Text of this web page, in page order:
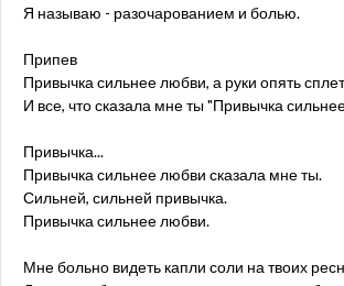
Я называю - разочарованием и болью.
Припев
Привычка сильнее любви, а руки опять
И все, что сказала мне ты "Привычка
Привычка...
Привычка сильнее любви сказала мне ты.
Сильней, сильней привычка.
Привычка сильнее любви.
Мне больно видеть капли соли на твоих